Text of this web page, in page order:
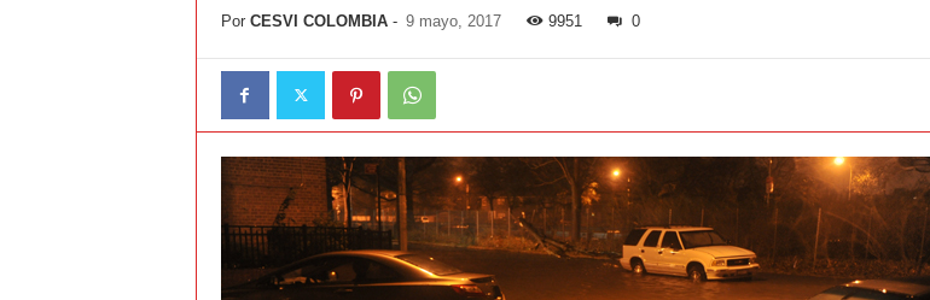
t
a
A
u
t
o
Por CESVI COLOMBIA- 9 mayo, 2017 9951 0